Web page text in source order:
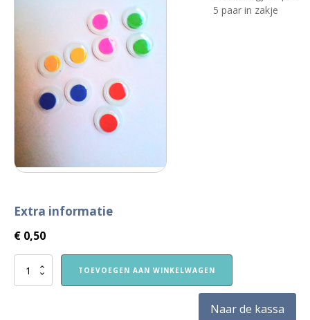
5 paar in zakje
Extra informatie
€ 0,50
Wiebeloogjes
TOEVOEGEN AAN WINKELWAGEN
Naar de kassa